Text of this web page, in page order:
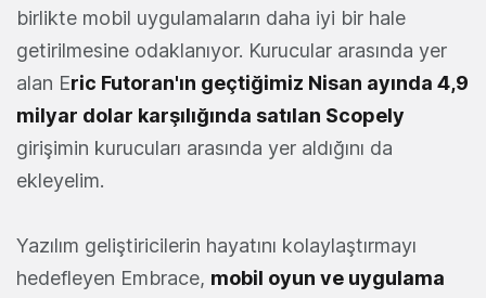
birlikte mobil uygulamaların daha iyi bir hale
getirilmesine odaklanıyor. Kurucular arasında yer
alan Eric Futoran'ın geçtiğimiz Nisan ayında 4,9
milyar dolar karşılığında satılan Scopely
girişimin kurucuları arasında yer aldığını da
ekleyelim.
Yazılım geliştiricilerin hayatını kolaylaştırmayı
hedefleyen Embrace, mobil oyun ve uygulama